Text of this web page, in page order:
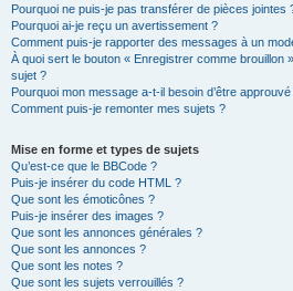
Pourquoi ne puis-je pas transférer de pièces jointes
Pourquoi ai-je reçu un avertissement ?
Comment puis-je rapporter des messages à un
À quoi sert le bouton « Enregistrer comme brouillon
sujet ?
Pourquoi mon message a-t-il besoin d’être approuvé
Comment puis-je remonter mes sujets ?
Mise en forme et types de sujets
Qu’est-ce que le BBCode ?
Puis-je insérer du code HTML ?
Que sont les émoticônes ?
Puis-je insérer des images ?
Que sont les annonces générales ?
Que sont les annonces ?
Que sont les notes ?
Que sont les sujets verrouillés ?